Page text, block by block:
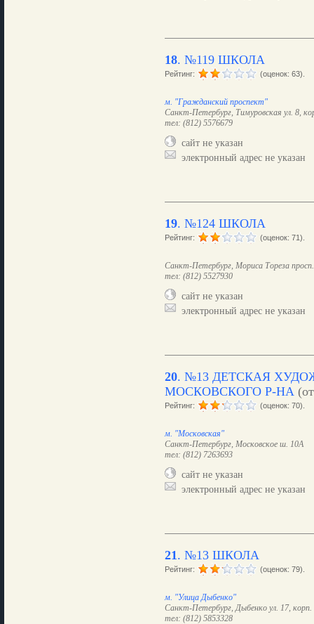
18. №119 ШКОЛА
Рейтинг: (оценок: 63).
м. "Гражданский проспект"
Санкт-Петербург, Тимуровская ул. 8,
тел: (812) 5576679
сайт не указан
электронный адрес не указан
19. №124 ШКОЛА
Рейтинг: (оценок: 71).
Санкт-Петербург, Мориса Тореза
тел: (812) 5527930
сайт не указан
электронный адрес не указан
20. №13 ДЕТСКАЯ
МОСКОВСКОГО Р-НА
Рейтинг: (оценок: 70).
м. "Московская"
Санкт-Петербург, Московское ш. 10А
тел: (812) 7263693
сайт не указан
электронный адрес не указан
21. №13 ШКОЛА
Рейтинг: (оценок: 79).
м. "Улица Дыбенко"
Санкт-Петербург, Дыбенко ул. 17, корп.
тел: (812) 5853328